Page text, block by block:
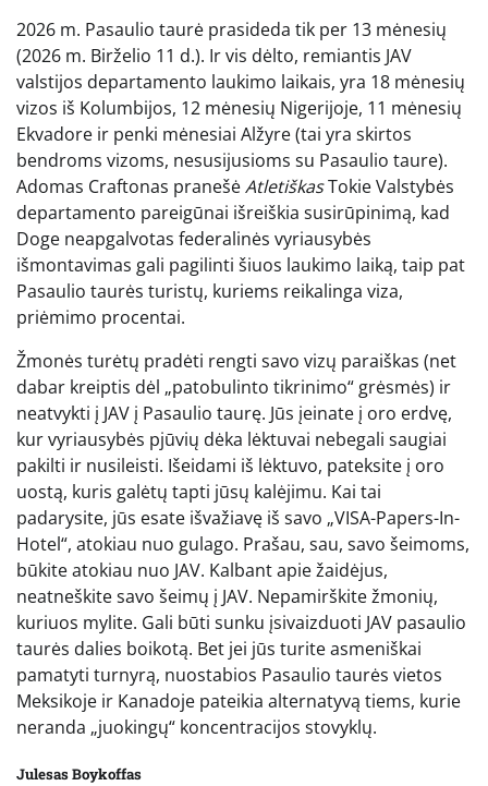
2026 m. Pasaulio taurė prasideda tik per 13 mėnesių
(2026 m. Birželio 11 d.). Ir vis dėlto, remiantis JAV
valstijos departamento laukimo laikais, yra 18 mėnesių
vizos iš Kolumbijos, 12 mėnesių Nigerijoje, 11 mėnesių
Ekvadore ir penki mėnesiai Alžyre (tai yra skirtos
bendroms vizoms, nesusijusioms su Pasaulio taure).
Adomas Craftonas pranešėAtletiškasTokie Valstybės
departamento pareigūnai išreiškia susirūpinimą, kad
Doge neapgalvotas federalinės vyriausybės
išmontavimas gali pagilinti šiuos laukimo laiką, taip pat
Pasaulio taurės turistų, kuriems reikalinga viza,
priėmimo procentai.
Žmonės turėtų pradėti rengti savo vizų paraiškas (net
dabar kreiptis dėl „patobulinto tikrinimo“ grėsmės) ir
neatvykti į JAV į Pasaulio taurę. Jūs įeinate į oro erdvę,
kur vyriausybės pjūvių dėka lėktuvai nebegali saugiai
pakilti ir nusileisti. Išeidami iš lėktuvo, pateksite į oro
uostą, kuris galėtų tapti jūsų kalėjimu. Kai tai
padarysite, jūs esate išvažiavę iš savo „VISA-Papers-In-
Hotel“, atokiau nuo gulago. Prašau, sau, savo šeimoms,
būkite atokiau nuo JAV. Kalbant apie žaidėjus,
neatneškite savo šeimų į JAV. Nepamirškite žmonių,
kuriuos mylite. Gali būti sunku įsivaizduoti JAV pasaulio
taurės dalies boikotą. Bet jei jūs turite asmeniškai
pamatyti turnyrą, nuostabios Pasaulio taurės vietos
Meksikoje ir Kanadoje pateikia alternatyvą tiems, kurie
neranda „juokingų“ koncentracijos stovyklų.
Julesas Boykoffas